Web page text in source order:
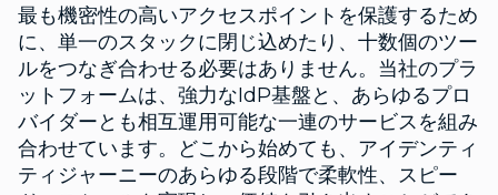
最も機密性の高いアクセスポイントを保護するため
に、単一のスタックに閉じ込めたり、十数個のツー
ルをつなぎ合わせる必要はありません。当社のプラ
ットフォームは、強力なIdP基盤と、あらゆるプロ
バイダーとも相互運用可能な一連のサービスを組み
合わせています。どこから始めても、アイデンティ
ティジャーニーのあらゆる段階で柔軟性、スピー